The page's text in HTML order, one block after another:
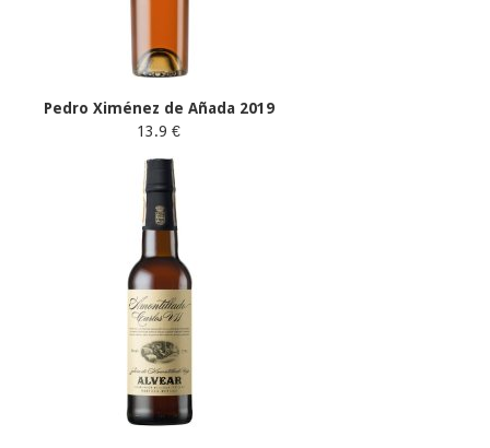
Pedro Ximénez de Añada 2019
13.9 €